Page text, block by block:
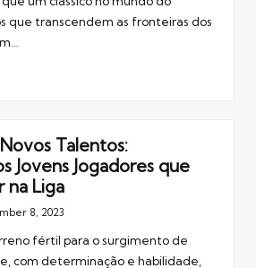
que transcendem as fronteiras dos
Talentos:
Jovens Jogadores que
na Liga
8, 2023
fértil para o surgimento de
com determinação e habilidade,